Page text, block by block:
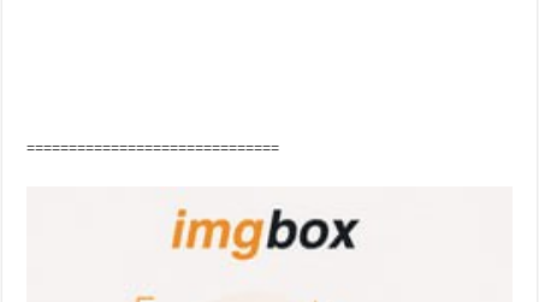
==============================